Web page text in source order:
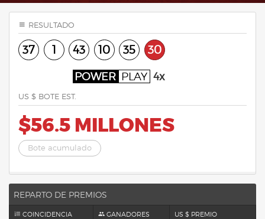
RESULTADO
37 1 43 10 35 30
POWER PLAY 4x
US $ BOTE EST.
$56.5 MILLONES
Bote acumulado
REPARTO DE PREMIOS
COINCIDENCIA GANADORES US $ PREMIO